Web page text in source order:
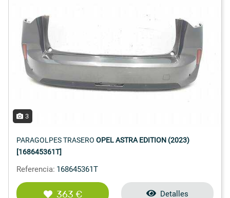
3
PARAGOLPES TRASERO OPEL ASTRA EDITION (2023)
[168645361T]
Referencia: 168645361T
363 € Detalles